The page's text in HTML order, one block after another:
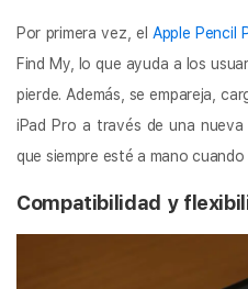
Por primera vez, el Apple Pencil
Find My, lo que ayuda a los
pierde. Además, se empareja,
iPad Pro a través de una
que siempre esté a mano cuando
Compatibilidad y